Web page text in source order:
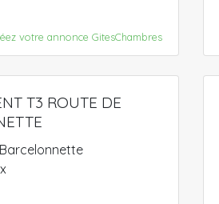
votre annonce GitesChambres
T3 ROUTE DE